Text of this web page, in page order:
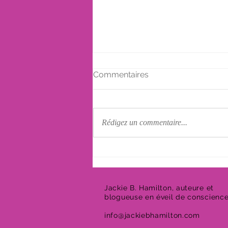
Commentaires
Rédigez un commentaire...
Jackie B. Hamilton, auteure et
blogueuse en éveil de conscience
info@jackiebhamilton.com